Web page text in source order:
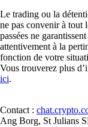
Le trading ou la
ne pas convenir à tout
passées ne
attentivement à la
fonction de votre
Vous trouverez plus
ici.
Contact :
Ang Borg, St Julians